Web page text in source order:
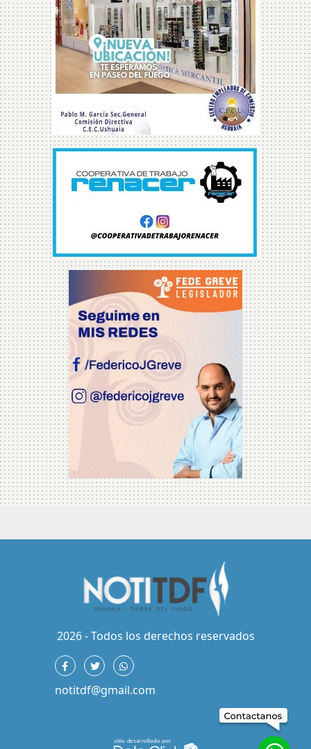
2026 - Todos los derechos reservados
notitdf@gmail.com